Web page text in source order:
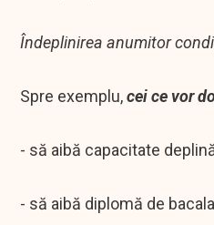
Îndeplinirea anumitor
Spre exemplu,cei ce vor
- să aibă capacitate
- să aibă diplomă de